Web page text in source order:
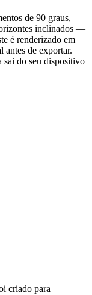
de 90 graus,
inclinados —
é renderizado em
antes de exportar.
sai do seu dispositivo
criado para